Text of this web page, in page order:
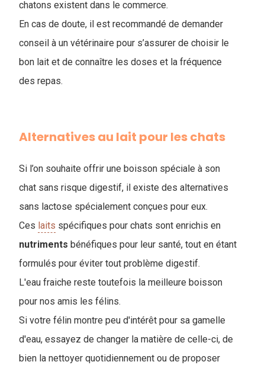
chatons existent dans le commerce.
En cas de doute, il est recommandé de demander
conseil à un vétérinaire pour s’assurer de choisir le
bon lait et de connaître les doses et la fréquence
des repas.
Alternatives au lait pour les chats
Si l’on souhaite offrir une boisson spéciale à son
chat sans risque digestif, il existe des alternatives
sans lactose spécialement conçues pour eux.
Ces laits spécifiques pour chats sont enrichis en
nutriments bénéfiques pour leur santé, tout en étant
formulés pour éviter tout problème digestif.
L'eau fraiche reste toutefois la meilleure boisson
pour nos amis les félins.
Si votre félin montre peu d'intérêt pour sa gamelle
d'eau, essayez de changer la matière de celle-ci, de
bien la nettoyer quotidiennement ou de proposer